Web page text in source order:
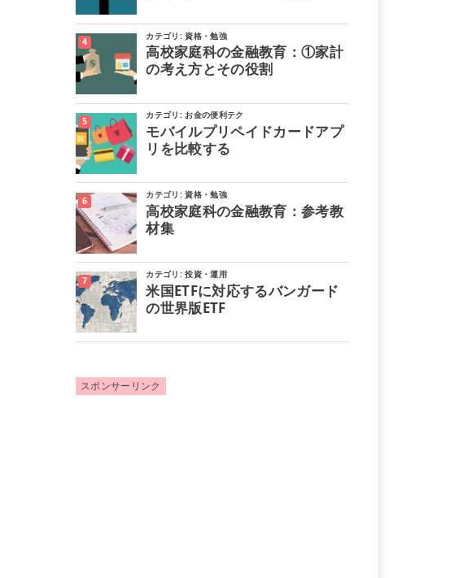
カテゴリ:資格・勉強
高校家庭科の金融教育：①家計
の考え方とその役割
カテゴリ:お金の便利テク
モバイルプリペイドカードアプ
リを比較する
カテゴリ:資格・勉強
高校家庭科の金融教育：参考教
材集
カテゴリ:投資・運用
米国ETFに対応するバンガード
の世界版ETF
スポンサーリンク